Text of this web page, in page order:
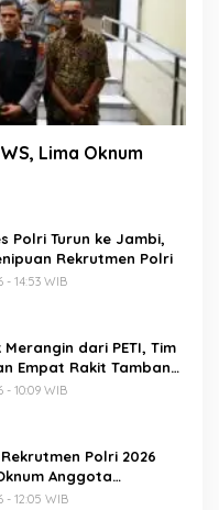
Polri Turun ke Jambi,
Rekrutmen Polri
14:53 WIB
dari PETI, Tim
Empat Rakit Tambang
10:09 WIB
Polri 2026
Anggota
Polda Jambi
- 12:05 WIB